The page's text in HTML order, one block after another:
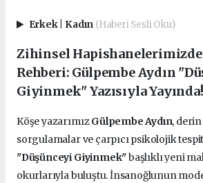
Erkek Kadın (Haberi Sesli Oku)
Zihinsel
Rehberi: Gülpembe Aydın
Giyinmek" Yazısıyla Yayında!
Köşe yazarımızGülpembe Aydın,
sorgulamalar ve çarpıcı psikolojik
"Düşünceyi Giyinmek"başlıklı yeni
okurlarıyla buluştu. İnsanoğlunun